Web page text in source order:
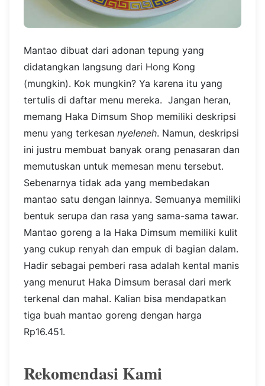
Mantao dibuat dari adonan tepung yang
didatangkan langsung dari Hong Kong
(mungkin). Kok mungkin? Ya karena itu yang
tertulis di daftar menu mereka. Jangan heran,
memang Haka Dimsum Shop memiliki deskripsi
menu yang terkesan nyeleneh. Namun, deskripsi
ini justru membuat banyak orang penasaran dan
memutuskan untuk memesan menu tersebut.
Sebenarnya tidak ada yang membedakan
mantao satu dengan lainnya. Semuanya memiliki
bentuk serupa dan rasa yang sama-sama tawar.
Mantao goreng a la Haka Dimsum memiliki kulit
yang cukup renyah dan empuk di bagian dalam.
Hadir sebagai pemberi rasa adalah kental manis
yang menurut Haka Dimsum berasal dari merk
terkenal dan mahal. Kalian bisa mendapatkan
tiga buah mantao goreng dengan harga
Rp16.451.
Rekomendasi Kami